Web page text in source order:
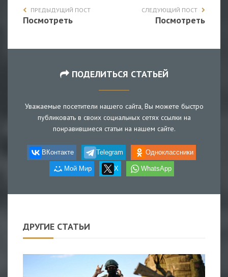
ПРЕДЫДУЩИЙ ПОСТ
Посмотреть
СЛЕДУЮЩИЙ ПОСТ
Посмотреть
ПОДЕЛИТЬСЯ СТАТЬЕЙ
Уважаемые посетители нашего сайта, Вы можете быстро
публиковать в своих социальных сетях ссылки на
понравившиеся статьи на нашем сайте.
ВКонтакте Telegram Одноклассники
Мой Мир X WhatsApp
ДРУГИЕ СТАТЬИ